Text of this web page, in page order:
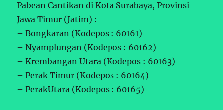
Pabean Cantikan di Kota Surabaya, Provinsi
Jawa Timur (Jatim) :
– Bongkaran (Kodepos : 60161)
– Nyamplungan (Kodepos : 60162)
– Krembangan Utara (Kodepos : 60163)
– Perak Timur (Kodepos : 60164)
– PerakUtara (Kodepos : 60165)